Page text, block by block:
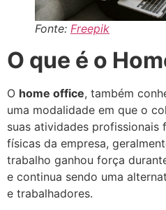
Fonte: Freepik
O que é o
O home office, também
uma modalidade em que o
suas atividades profissionais
físicas da empresa,
trabalho ganhou força
e continua sendo uma
e trabalhadores.